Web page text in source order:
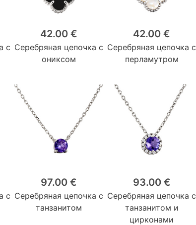
с
42.00 €
Серебряная цепочка с
ониксом
42.00 €
Серебряная цепочка с
перламутром
с
97.00 €
Серебряная цепочка с
танзанитом
93.00 €
Серебряная цепочка с
танзанитом и
цирконами